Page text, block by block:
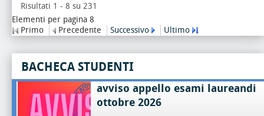
Risultati 1 - 8 su 231
Elementi per pagina 8
Primo
Precedente Successivo Ultimo
BACHECA STUDENTI
avviso appello esami laureandi
ottobre 2026